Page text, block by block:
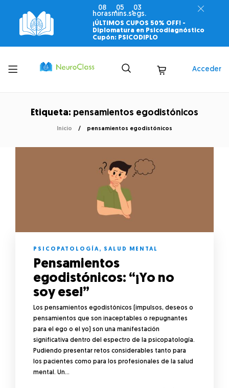
08
horas
05
mins.
02
segs.
¡ÚLTIMOS CUPOS 50% OFF! -
Diplomatura en Psicodiagnóstico
Cupón: PSICODIPLO
Toggle
menu
Acceder
Etiqueta: pensamientos egodistónicos
Inicio pensamientos egodistónicos
PSICOPATOLOGÍA, SALUD MENTAL
Pensamientos
egodistónicos: “¡Yo no
soy ese!”
Los pensamientos egodistónicos (impulsos, deseos o
pensamientos que son inaceptables o repugnantes
para el ego o el yo) son una manifestación
significativa dentro del espectro de la psicopatología.
Pudiendo presentar retos considerables tanto para
los pacientes como para los profesionales de la salud
mental. Un…